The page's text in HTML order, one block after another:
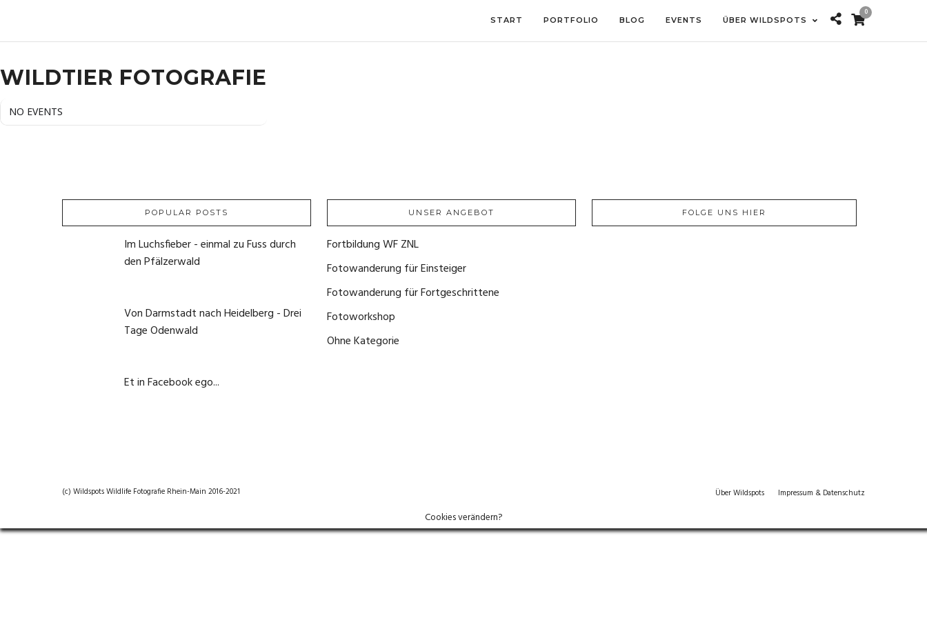
START PORTFOLIO BLOG EVENTS ÜBER WILDSPOTS
0
WILDTIER FOTOGRAFIE
NO EVENTS
POPULAR POSTS
Im Luchsfieber - einmal zu Fuss durch
den Pfälzerwald
Von Darmstadt nach Heidelberg - Drei
Tage Odenwald
Et in Facebook ego...
UNSER ANGEBOT
Fortbildung WF ZNL
Fotowanderung für Einsteiger
Fotowanderung für Fortgeschrittene
Fotoworkshop
Ohne Kategorie
FOLGE UNS HIER
Über Wildspots Impressum & Datenschutz
(c) Wildspots Wildlife Fotografie Rhein-Main 2016-2021
Cookies verändern?